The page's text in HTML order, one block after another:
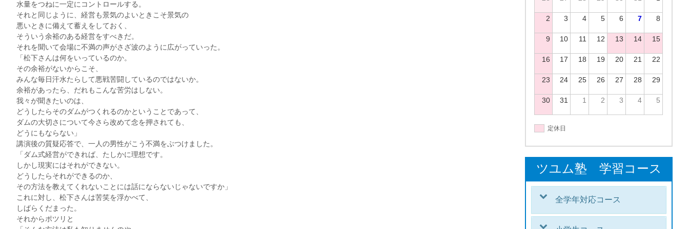
水量をつねに一定にコントロールする。
それと同じように、経営も景気のよいときこそ景気の
悪いときに備えて蓄えをしておく、
そういう余裕のある経営をすべきだ。
それを聞いて会場に不満の声がさざ波のように広がっていった。
「松下さんは何をいっているのか。
その余裕がないからこそ、
みんな毎日汗水たらして悪戦苦闘しているのではないか。
余裕があったら、だれもこんな苦労はしない。
我々が聞きたいのは、
どうしたらそのダムがつくれるのかということであって、
ダムの大切さについて今さら改めて念を押されても、
どうにもならない」
講演後の質疑応答で、一人の男性がこう不満をぶつけました。
「ダム式経営ができれば、たしかに理想です。
しかし現実にはそれができない。
どうしたらそれができるのか、
その方法を教えてくれないことには話にならないじゃないですか」
これに対し、松下さんは苦笑を浮かべて、
しばらくだまった。
それからポツリと
2 3 4 5 6 7 8
9 10 11 12 13 14 15
16 17 18 19 20 21 22
23 24 25 26 27 28 29
30 31 1 2 3 4 5
定休日
ツユム塾 学習コース
全学年対応コース